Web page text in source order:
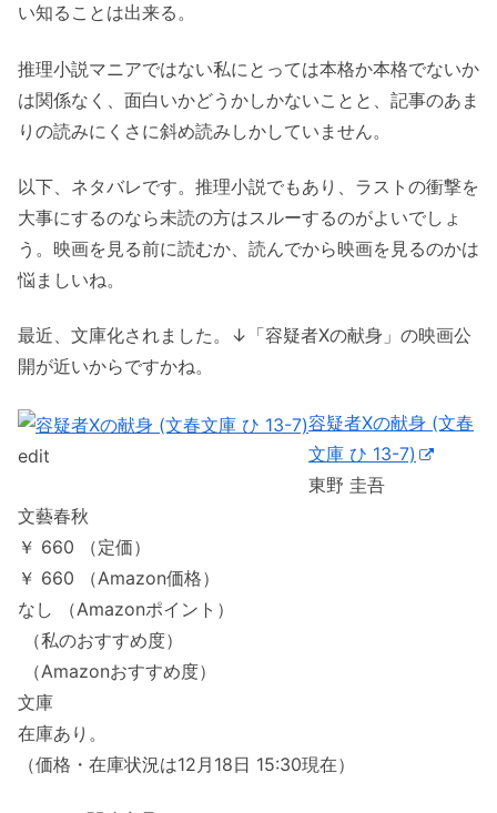
い知ることは出来る。
推理小説マニアではない私にとっては本格か本格でないか
は関係なく、面白いかどうかしかないことと、記事のあま
りの読みにくさに斜め読みしかしていません。
以下、ネタバレです。推理小説でもあり、ラストの衝撃を
大事にするのなら未読の方はスルーするのがよいでしょ
う。映画を見る前に読むか、読んでから映画を見るのかは
悩ましいね。
最近、文庫化されました。↓「容疑者Xの献身」の映画公
開が近いからですかね。
edit
容疑者Xの献身 (文春
文庫 ひ 13-7)
東野 圭吾
文藝春秋
￥ 660 （定価）
￥ 660 （Amazon価格）
なし （Amazonポイント）
（私のおすすめ度）
（Amazonおすすめ度）
文庫
在庫あり。
（価格・在庫状況は12月18日 15:30現在）